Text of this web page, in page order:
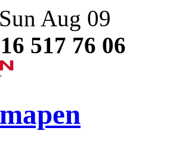
Aug 09
517 76 06